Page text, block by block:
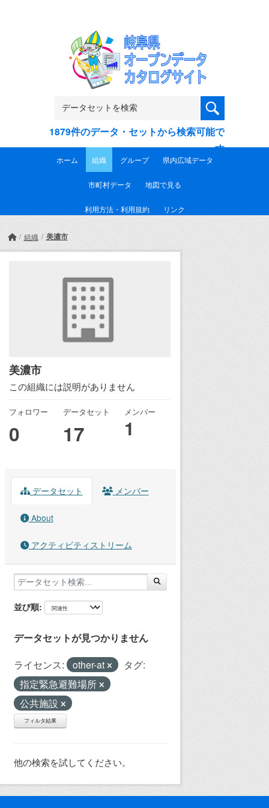
1879件のデータ・セットから検索可能で
す
ホーム 組織 グループ 県内広域データ
市町村データ 地図で見る
利用方法・利用規約 リンク
組織 美濃市
美濃市
この組織には説明がありません
フォロワー
0
データセット
17
メンバー
1
データセット メンバー
About
アクティビティストリーム
並び順
データセットが見つかりません
ライセンス: other-at
タグ:
指定緊急避難場所
公共施設
フィルタ結果
他の検索を試してください。